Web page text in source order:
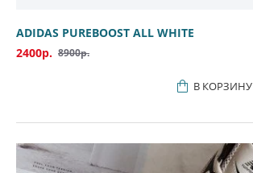
ADIDAS PUREBOOST ALL WHITE
2400р. 8900р.
В КОРЗИНУ